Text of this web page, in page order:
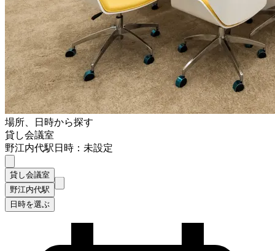
場所、日時から探す
貸し会議室
野江内代駅日時：未設定
貸し会議室
野江内代駅
日時を選ぶ